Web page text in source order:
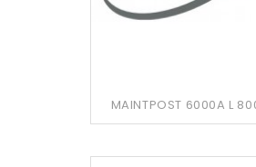
MAINTPOST 6000A L